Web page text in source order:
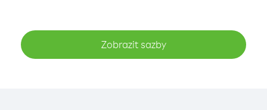
Zobrazit sazby